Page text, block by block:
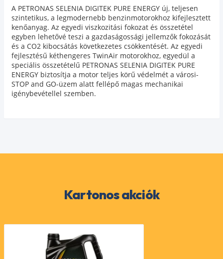
A PETRONAS SELENIA DIGITEK PURE ENERGY új, teljesen
szintetikus, a legmodernebb benzinmotorokhoz kifejlesztett
kenőanyag. Az egyedi viszkozitási fokozat és összetétel
egyben lehetővé teszi a gazdaságossági jellemzők fokozását
és a CO2 kibocsátás következetes csökkentését. Az egyedi
fejlesztésű kéthengeres TwinAir motorokhoz, egyedül a
speciális összetételű PETRONAS SELENIA DIGITEK PURE
ENERGY biztosítja a motor teljes körű védelmét a városi-
STOP and GO-üzem alatt fellépő magas mechanikai
igénybevétellel szemben.
Kartonos akciók